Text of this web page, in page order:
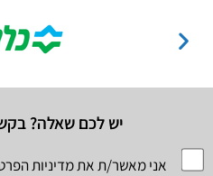
יש לכם שאלה?
אני מאשר/ת את מדיניות